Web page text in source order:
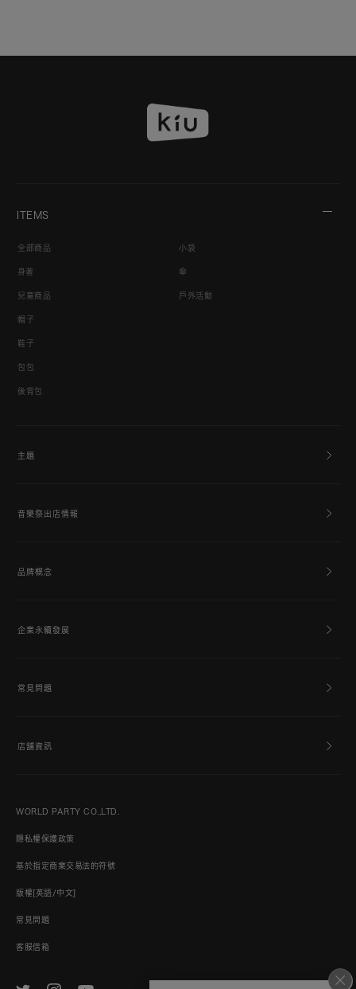
ITEMS
全部商品
身著
兒童商品
帽子
鞋子
包包
後背包
小袋
傘
戶外活動
主題
音樂祭出店情報
品牌概念
企業永續發展
常見問題
店舖資訊
WORLD PARTY CO.,LTD.
隱私權保護政策
基於指定商業交易法的符號
版權[英語/中文]
常見問題
客服信箱